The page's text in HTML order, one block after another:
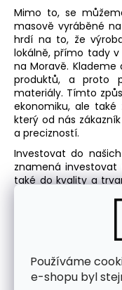
Používáme
e-shopu byl
Mimo to, se
masově vyráběné
hrdí na to, že
lokálně, přímo tady
na Moravě.
produktů, a proto
materiály. Tímto
ekonomiku, ale také
který od nás
a precizností.
Investovat do našich
znamená
také do kvality a
zimní
Navíc je můžete
ateliéru, která